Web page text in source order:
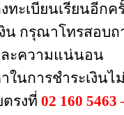
ทะเบียนเรียนอีกค
น กรุณาโทรสอบ
ะความแน่นอน
การชำระเงินไ
ตรงที่02 160 5463